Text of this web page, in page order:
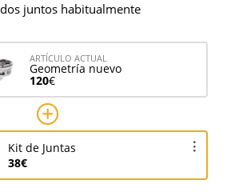
juntos habitualmente
ARTÍCULO ACTUAL
Geometría nuevo
120€
Kit de Juntas
38€